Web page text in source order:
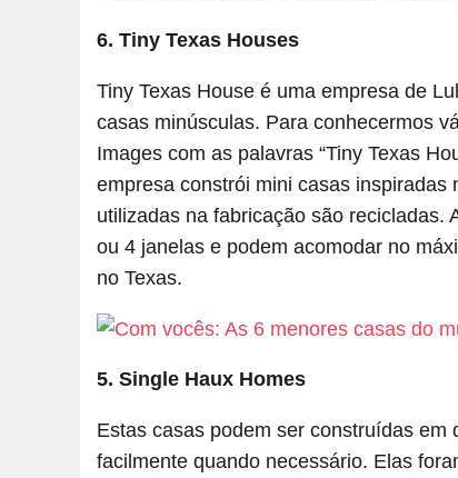
6. Tiny Texas Houses
Tiny Texas House é uma empresa de
casas minúsculas. Para conhecermos
Images com as palavras “Tiny Texas
empresa constrói mini casas
utilizadas na fabricação são recicladas.
ou 4 janelas e podem acomodar no
no Texas.
5. Single Haux Homes
Estas casas podem ser construídas
facilmente quando necessário. Elas